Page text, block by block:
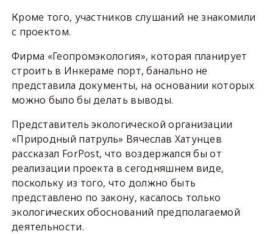
Кроме того, участников слушаний не знакомили
с проектом.
Фирма «Геопромэкология», которая планирует
строить в Инкераме порт, банально не
представила документы, на основании которых
можно было бы делать выводы.
Представитель экологической организации
«Природный патруль» Вячеслав Хатунцев
рассказал ForPost, что воздержался бы от
реализации проекта в сегодняшнем виде,
поскольку из того, что должно быть
представлено по закону, касалось только
экологических обоснований предполагаемой
деятельности.